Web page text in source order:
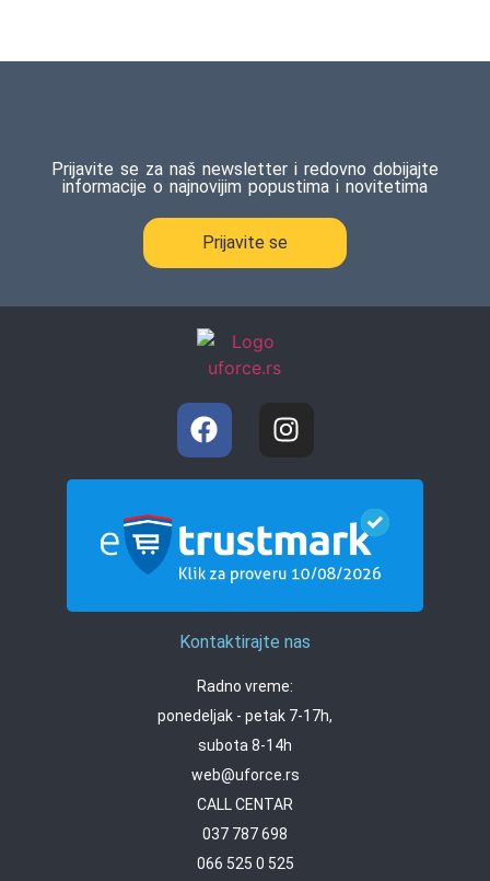
Prijavite se za naš newsletter i redovno dobijajte
informacije o najnovijim popustima i novitetima
Prijavite se
Kontaktirajte nas
Radno vreme:
ponedeljak - petak 7-17h,
subota 8-14h
web@uforce.rs
CALL CENTAR
037 787 698
066 525 0 525